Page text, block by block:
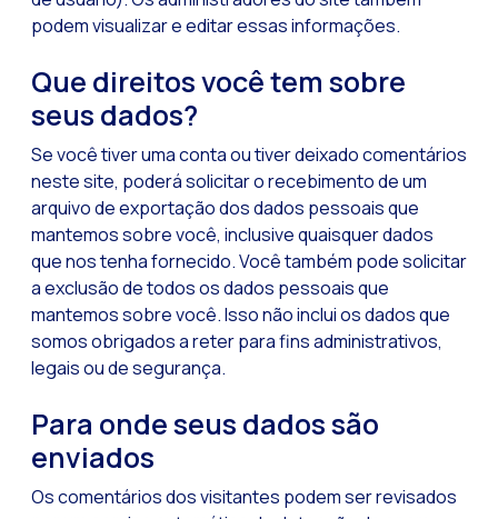
podem visualizar e editar essas informações.
Que direitos você tem sobre
seus dados?
Se você tiver uma conta ou tiver deixado comentários
neste site, poderá solicitar o recebimento de um
arquivo de exportação dos dados pessoais que
mantemos sobre você, inclusive quaisquer dados
que nos tenha fornecido. Você também pode solicitar
a exclusão de todos os dados pessoais que
mantemos sobre você. Isso não inclui os dados que
somos obrigados a reter para fins administrativos,
legais ou de segurança.
Para onde seus dados são
enviados
Os comentários dos visitantes podem ser revisados